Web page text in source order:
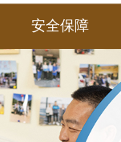
安全保障